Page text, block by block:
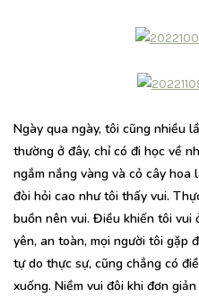
Ngày qua ngày, tôi cũng nhiều
thường ở đây, chỉ có đi học về
ngắm nắng vàng và cỏ cây hoa
đòi hỏi cao như tôi thấy vui.
buồn nên vui. Điều khiến tôi vui
yên, an toàn, mọi người tôi gặp
tự do thực sự, cũng chẳng có
xuống. Niềm vui đôi khi đơn